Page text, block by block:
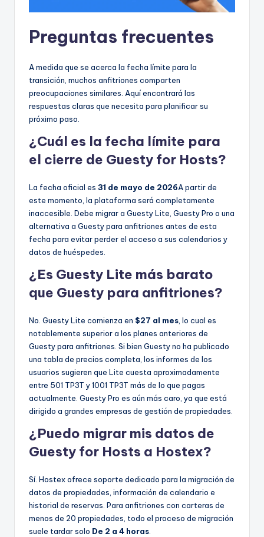
Preguntas frecuentes
A medida que se acerca la fecha límite para la
transición, muchos anfitriones comparten
preocupaciones similares. Aquí encontrará las
respuestas claras que necesita para planificar su
próximo paso.
¿Cuál es la fecha límite para
el cierre de Guesty for Hosts?
La fecha oficial es 31 de mayo de 2026A partir de
este momento, la plataforma será completamente
inaccesible. Debe migrar a Guesty Lite, Guesty Pro o una
alternativa a Guesty para anfitriones antes de esta
fecha para evitar perder el acceso a sus calendarios y
datos de huéspedes.
¿Es Guesty Lite más barato
que Guesty para anfitriones?
No. Guesty Lite comienza en $27 al mes , lo cual es
notablemente superior a los planes anteriores de
Guesty para anfitriones. Si bien Guesty no ha publicado
una tabla de precios completa, los informes de los
usuarios sugieren que Lite cuesta aproximadamente
entre 501 TP3T y 1001 TP3T más de lo que pagas
actualmente. Guesty Pro es aún más caro, ya que está
dirigido a grandes empresas de gestión de propiedades.
¿Puedo migrar mis datos de
Guesty for Hosts a Hostex?
Sí. Hostex ofrece soporte dedicado para la migración de
datos de propiedades, información de calendario e
historial de reservas. Para anfitriones con carteras de
menos de 20 propiedades, todo el proceso de migración
suele tardar solo De 2 a 4 horas